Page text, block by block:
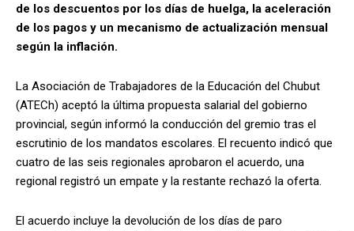
de los descuentos por los días de huelga, la aceleración
de los pagos y un mecanismo de actualización mensual
según la inflación.
La Asociación de Trabajadores de la Educación del Chubut
(ATECh) aceptó la última propuesta salarial del gobierno
provincial, según informó la conducción del gremio tras el
escrutinio de los mandatos escolares. El recuento indicó que
cuatro de las seis regionales aprobaron el acuerdo, una
regional registró un empate y la restante rechazó la oferta.
El acuerdo incluye la devolución de los días de paro